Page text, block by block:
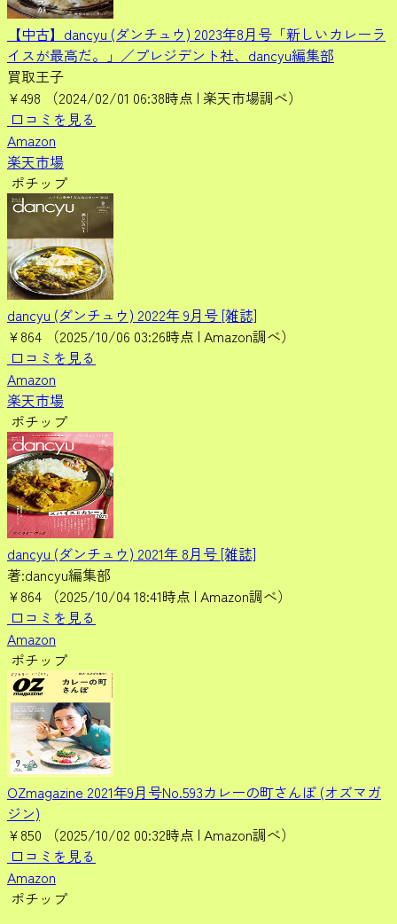
【中古】dancyu (ダンチュウ) 2023年8月号「新しいカレーラ
イスが最高だ。」／プレジデント社、dancyu編集部
買取王子
¥498
（2024/02/01 06:38時点 | 楽天市場調べ）
口コミを見る
Amazon
楽天市場
ポチップ
dancyu (ダンチュウ) 2022年 9月号 [雑誌]
¥864
（2025/10/06 03:26時点 | Amazon調べ）
口コミを見る
Amazon
楽天市場
ポチップ
dancyu (ダンチュウ) 2021年 8月号 [雑誌]
著:dancyu編集部
¥864
（2025/10/04 18:41時点 | Amazon調べ）
口コミを見る
Amazon
ポチップ
OZmagazine 2021年9月号No.593カレーの町さんぽ (オズマガ
ジン)
¥850
（2025/10/02 00:32時点 | Amazon調べ）
口コミを見る
Amazon
ポチップ